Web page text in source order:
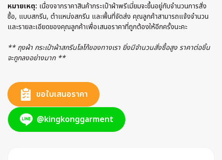
หมายเหตุ: เนื่องจากราคาสินค้ากระเป๋าผ้าพรีเมี่ยมจะขึ้นอยู่กับจำนวนการสั่ง
ซื้อ, แบบสกรีน, ตำแหน่งสกรีน และพื้นที่จัดส่ง คุณลูกค้าสามารถแจ้งจำนวน
และรายละเอียดของคุณลูกค้าเพื่อเสนอราคาที่ถูกต้องให้อีกครั้งนะคะ
** ถุงผ้า กระเป๋าผ้าสกรีนโลโก้ของทางเรา ยิ่งมีจำนวนสั่งซื้อสูง ราคาต่อชิ้น
จะถูกลงอย่างมาก **
ขอใบเสนอราคา
@kingkonggarment